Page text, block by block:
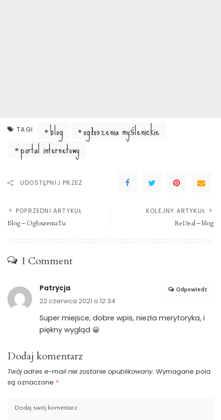
TAGI blog
ogłoszenia myślenickie
portal internetowy
UDOSTĘPNIJ PRZEZ
POPRZEDNI ARTYKUŁ
Blog – OgłoszeniaTu
KOLEJNY ARTYKUŁ
ReDeal – blog
1 Comment
Patrycja
22 czerwca 2021 o 12:34
Super miejsce, dobre wpis, niezła merytoryka, i
piękny wygląd 😀
Odpowiedz
Dodaj komentarz
Twój adres e-mail nie zostanie opublikowany. Wymagane pola
są oznaczone *